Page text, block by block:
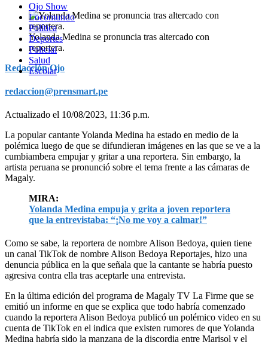
Ojo Show
Locomundo
Política
Deportes
Policial
Salud
Escolar
Yolanda Medina se pronuncia tras altercado con
reportera.
Redacción Ojo
redaccion@prensmart.pe
Actualizado el 10/08/2023, 11:36 p.m.
La popular cantante Yolanda Medina ha estado en medio de la
polémica luego de que se difundieran imágenes en las que se ve a la
cumbiambera empujar y gritar a una reportera. Sin embargo, la
artista peruana se pronunció sobre el tema frente a las cámaras de
Magaly.
MIRA:
Yolanda Medina empuja y grita a joven reportera
que la entrevistaba: “¡No me voy a calmar!”
Como se sabe, la reportera de nombre Alison Bedoya, quien tiene
un canal TikTok de nombre Alison Bedoya Reportajes, hizo una
denuncia pública en la que señala que la cantante se habría puesto
agresiva contra ella tras aceptarle una entrevista.
En la última edición del programa de Magaly TV La Firme que se
emitió un informe en que se explica que todo habría comenzado
cuando la reportera Alison Bedoya publicó un polémico video en su
cuenta de TikTok en el indica que existen rumores de que Yolanda
Medina habría sido la manzana de la discordia entre Marisol y el